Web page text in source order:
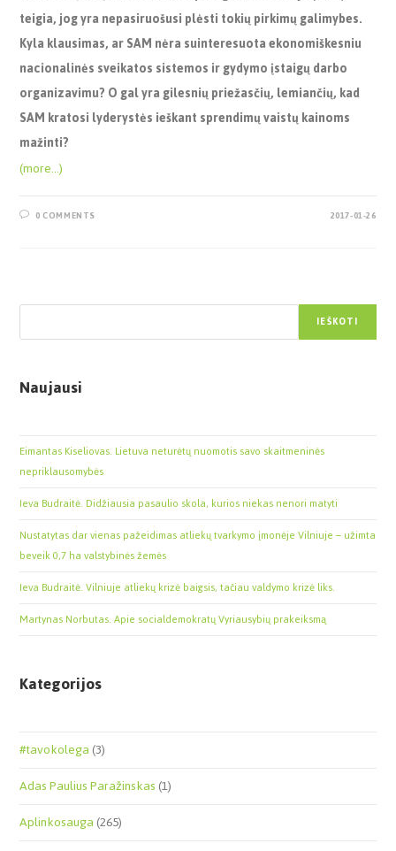
teigia, jog yra nepasiruošusi plėsti tokių pirkimų galimybes.
Kyla klausimas, ar SAM nėra suinteresuota ekonomiškesniu
nacionalinės sveikatos sistemos ir gydymo įstaigų darbo
organizavimu? O gal yra gilesnių priežasčių, lemiančių, kad
SAM kratosi lyderystės ieškant sprendimų vaistų kainoms
mažinti?
(more…)
0 COMMENTS 2017-01-26
IEŠKOTI
Naujausi
Eimantas Kiseliovas. Lietuva neturėtų nuomotis savo skaitmeninės
nepriklausomybės
Ieva Budraitė. Didžiausia pasaulio skola, kurios niekas nenori matyti
Nustatytas dar vienas pažeidimas atliekų tvarkymo įmonėje Vilniuje – užimta
beveik 0,7 ha valstybinės žemės
Ieva Budraitė. Vilniuje atliekų krizė baigsis, tačiau valdymo krizė liks.
Martynas Norbutas. Apie socialdemokratų Vyriausybių prakeiksmą
Kategorijos
#tavokolega(3)
Adas Paulius Paražinskas(1)
Aplinkosauga(265)